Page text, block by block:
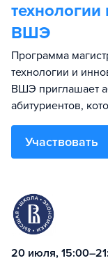
ВШЭ
Программа
технологии и
ВШЭ приглашает
абитуриентов,
Участвовать
20 июля,